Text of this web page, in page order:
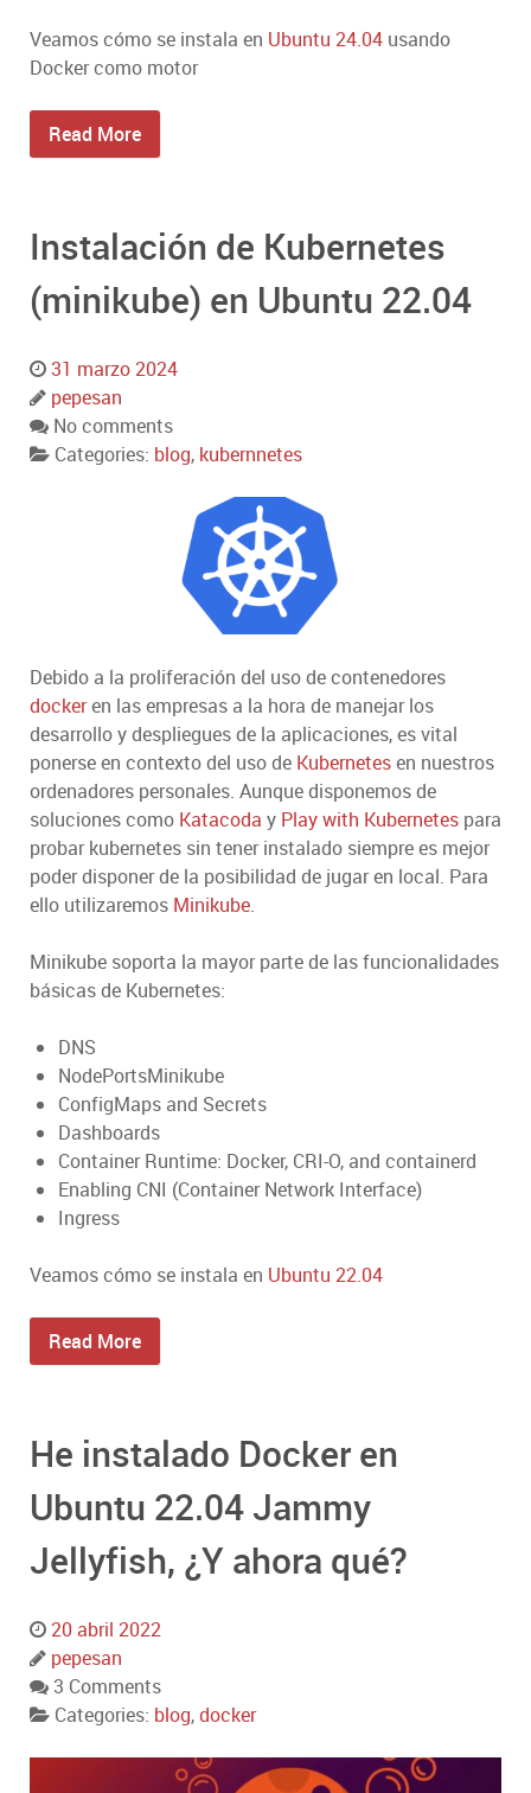
Veamos cómo se instala en Ubuntu 24.04 usando
Docker como motor
Read More
Instalación de Kubernetes
(minikube) en Ubuntu 22.04
31 marzo 2024
pepesan
No comments
Categories: blog, kubernnetes
Debido a la proliferación del uso de contenedores
dockeren las empresas a la hora de manejar los
desarrollo y despliegues de la aplicaciones, es vital
ponerse en contexto del uso de Kubernetesen nuestros
ordenadores personales. Aunque disponemos de
soluciones como Katacoda y Play with Kubernetes para
probar kubernetes sin tener instalado siempre es mejor
poder disponer de la posibilidad de jugar en local. Para
ello utilizaremos Minikube.
Minikube soporta la mayor parte de las funcionalidades
básicas de Kubernetes:
DNS
NodePortsMinikube
ConfigMaps and Secrets
Dashboards
Container Runtime: Docker, CRI-O, and containerd
Enabling CNI (Container Network Interface)
Ingress
Veamos cómo se instala en Ubuntu 22.04
Read More
He instalado Docker en
Ubuntu 22.04 Jammy
Jellyfish, ¿Y ahora qué?
20 abril 2022
pepesan
3 Comments
Categories: blog,docker